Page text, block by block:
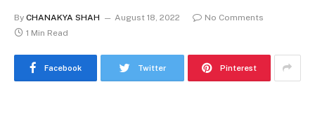
By CHANAKYA SHAH August 18, 2022
No Comments
1 Min Read
Facebook Twitter Pinterest